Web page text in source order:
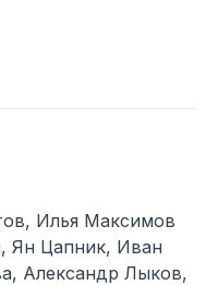
Илья Максимов
Ян Цапник, Иван
Александр Лыков,